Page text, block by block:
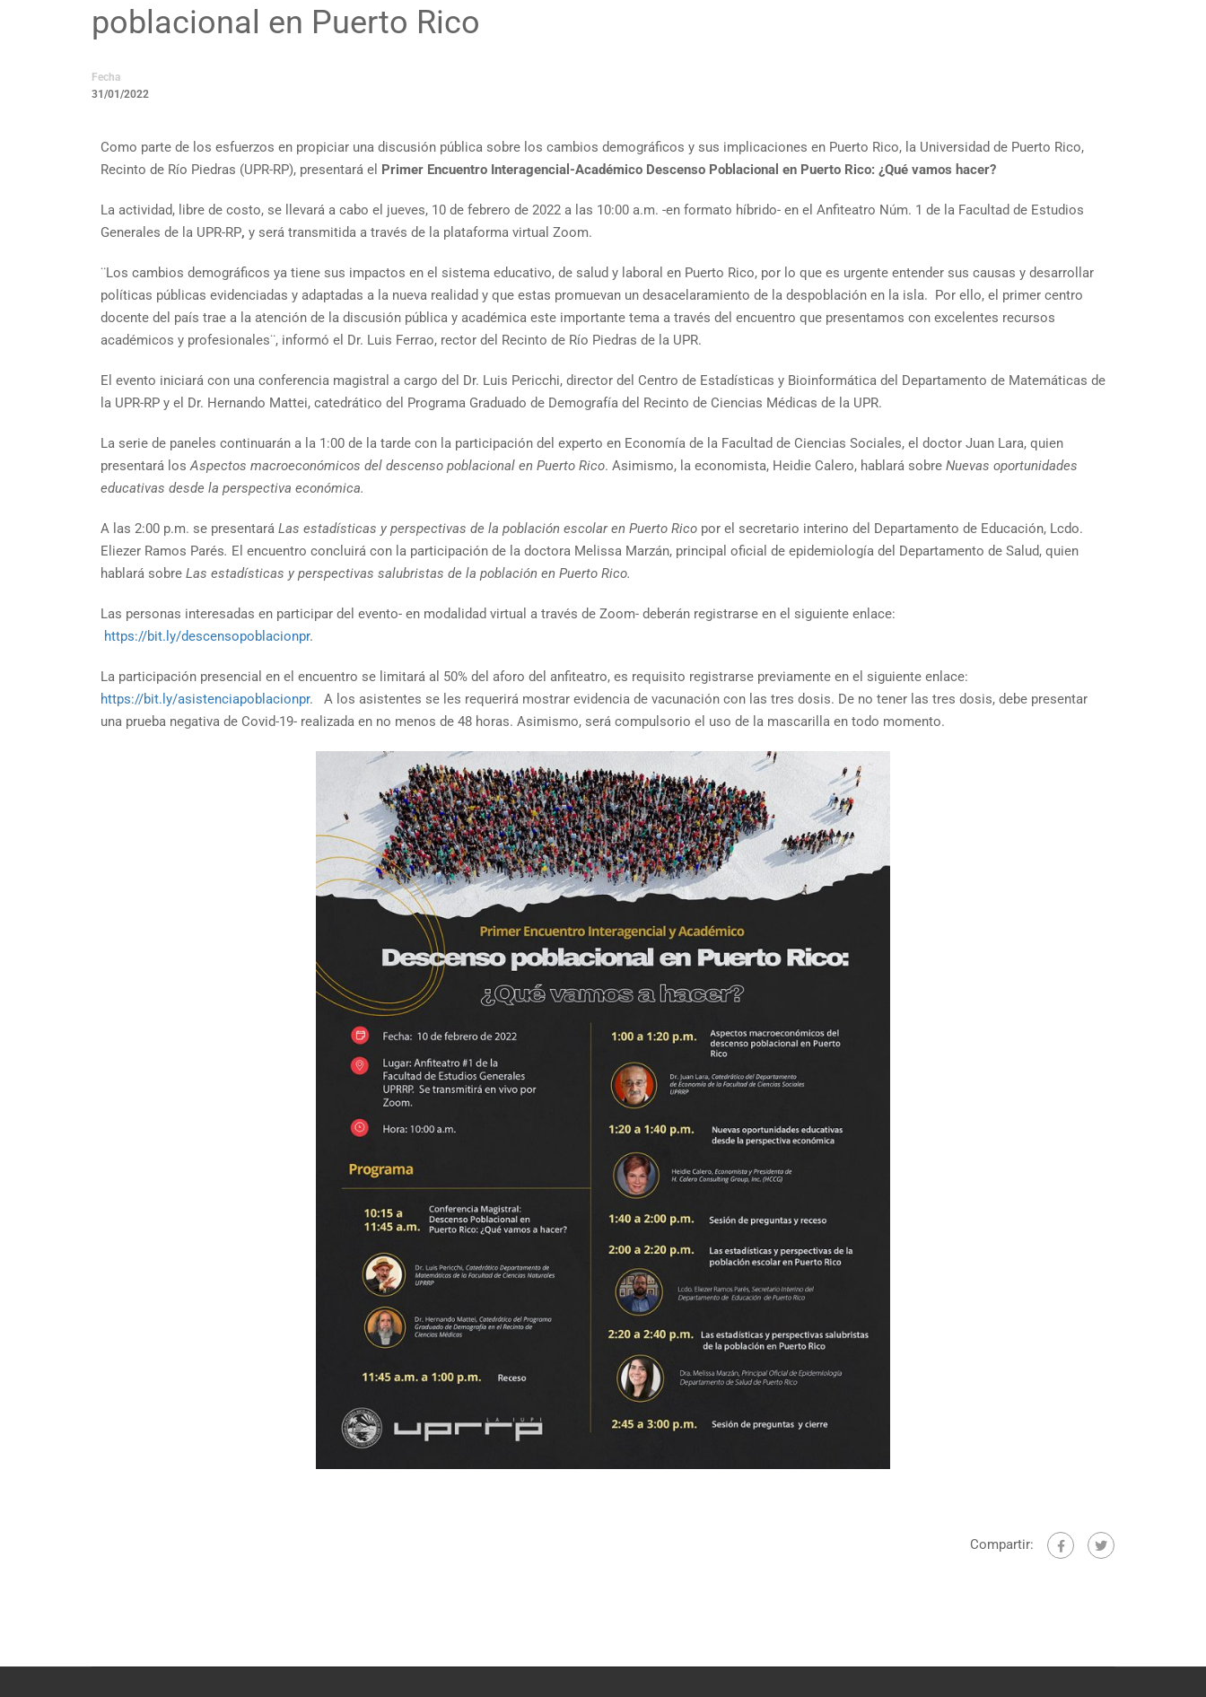
poblacional en Puerto Rico
Fecha
31/01/2022
Como parte de los esfuerzos en propiciar una discusión pública sobre los cambios demográficos y sus implicaciones en Puerto Rico, la Universidad de Puerto Rico,
Recinto de Río Piedras (UPR-RP), presentará el Primer Encuentro Interagencial-Académico Descenso Poblacional en Puerto Rico: ¿Qué vamos hacer?
La actividad, libre de costo, se llevará a cabo el jueves, 10 de febrero de 2022 a las 10:00 a.m. -en formato híbrido- en el Anfiteatro Núm. 1 de la Facultad de Estudios
Generales de la UPR-RP, y será transmitida a través de la plataforma virtual Zoom.
¨Los cambios demográficos ya tiene sus impactos en el sistema educativo, de salud y laboral en Puerto Rico, por lo que es urgente entender sus causas y desarrollar
políticas públicas evidenciadas y adaptadas a la nueva realidad y que estas promuevan un desacelaramiento de la despoblación en la isla. Por ello, el primer centro
docente del país trae a la atención de la discusión pública y académica este importante tema a través del encuentro que presentamos con excelentes recursos
académicos y profesionales¨, informó el Dr. Luis Ferrao, rector del Recinto de Río Piedras de la UPR.
El evento iniciará con una conferencia magistral a cargo del Dr. Luis Pericchi, director del Centro de Estadísticas y Bioinformática del Departamento de Matemáticas de
la UPR-RP y el Dr. Hernando Mattei, catedrático del Programa Graduado de Demografía del Recinto de Ciencias Médicas de la UPR.
La serie de paneles continuarán a la 1:00 de la tarde con la participación del experto en Economía de la Facultad de Ciencias Sociales, el doctor Juan Lara, quien
presentará losAspectos macroeconómicos del descenso poblacional en Puerto Rico. Asimismo, la economista, Heidie Calero, hablará sobre Nuevas oportunidades
educativas desde la perspectiva económica.
A las 2:00 p.m. se presentará Las estadísticas y perspectivas de la población escolar en Puerto Rico por el secretario interino del Departamento de Educación, Lcdo.
Eliezer Ramos Parés. El encuentro concluirá con la participación de la doctora Melissa Marzán, principal oficial de epidemiología del Departamento de Salud, quien
hablará sobre Las estadísticas y perspectivas salubristas de la población en Puerto Rico.
Las personas interesadas en participar del evento- en modalidad virtual a través de Zoom- deberán registrarse en el siguiente enlace:
https://bit.ly/descensopoblacionpr.
La participación presencial en el encuentro se limitará al 50% del aforo del anfiteatro, es requisito registrarse previamente en el siguiente enlace:
https://bit.ly/asistenciapoblacionpr. A los asistentes se les requerirá mostrar evidencia de vacunación con las tres dosis. De no tener las tres dosis, debe presentar
una prueba negativa de Covid-19- realizada en no menos de 48 horas. Asimismo, será compulsorio el uso de la mascarilla en todo momento.
Compartir: